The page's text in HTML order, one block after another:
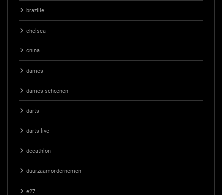
brazilie
chelsea
china
dames
dames schoenen
darts
darts live
decathlon
duurzaamondernemen
e27